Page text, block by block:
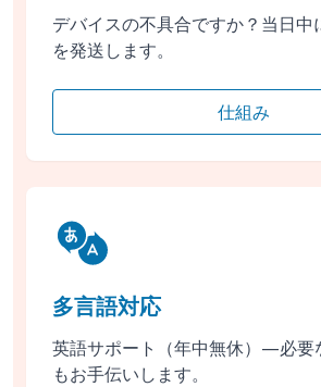
デバイスの不具合ですか？当日中
を発送します。
仕組み
多言語対応
英語サポート（年中無休）—必要
もお手伝いします。